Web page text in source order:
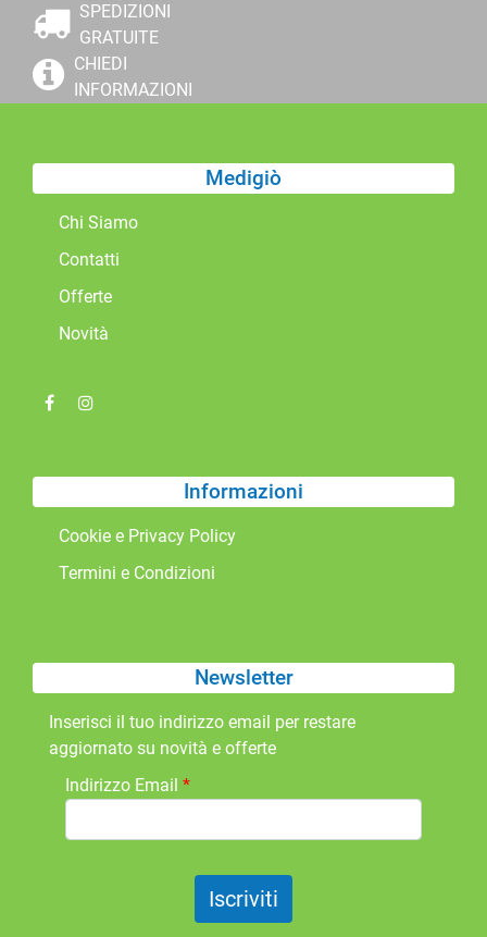
SPEDIZIONI
GRATUITE
CHIEDI
INFORMAZIONI
Medigiò
Chi Siamo
Contatti
Offerte
Novità
Informazioni
Cookie e Privacy Policy
Termini e Condizioni
Newsletter
Inserisci il tuo indirizzo email per restare
aggiornato su novità e offerte
Indirizzo Email *